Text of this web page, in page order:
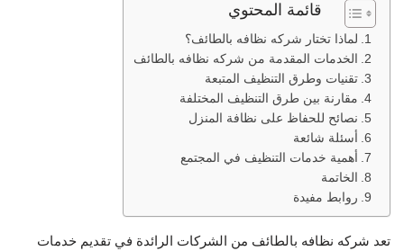
قائمة المحتوي
لماذا تختار شركه نظافه بالطائف؟
الخدمات المقدمة من شركه نظافه بالطائف
تقنيات وطرق التنظيف المتبعة
مقارنة بين طرق التنظيف المختلفة
نصائح للحفاظ على نظافة المنزل
أسئلة شائعة
أهمية خدمات التنظيف في المجتمع
الخاتمة
روابط مفيدة
تعد شركه نظافه بالطائف من الشركات الرائدة في تقديم خدمات